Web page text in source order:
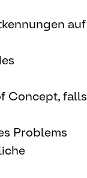
auf
Concept, falls
Problems